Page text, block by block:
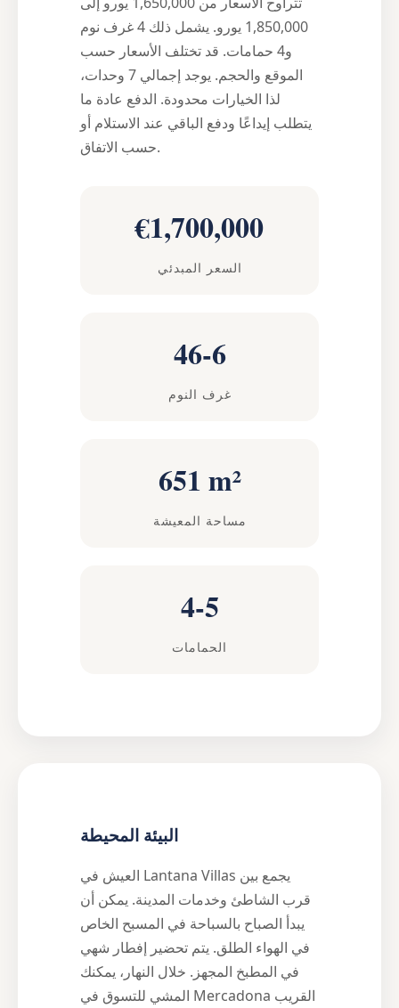
1,850,000 يورو. يشمل ذلك 4 غرف نوم
و4 حمامات. قد تختلف الأسعار حسب
الموقع والحجم. يوجد إجمالي 7 وحدات،
لذا الخيارات محدودة. الدفع عادة ما
يتطلب إيداعًا ودفع الباقي عند الاستلام أو
حسب الاتفاق.
€1,700,000
السعر المبدئي
46-6
غرف النوم
651 m²
مساحة المعيشة
4-5
الحمامات
البيئة المحيطة
العيش في Lantana Villas يجمع بين
قرب الشاطئ وخدمات المدينة. يمكن أن
يبدأ الصباح بالسباحة في المسبح الخاص
في الهواء الطلق. يتم تحضير إفطار شهي
في المطبخ المجهز. خلال النهار، يمكنك
المشي للتسوق في Mercadona القريب